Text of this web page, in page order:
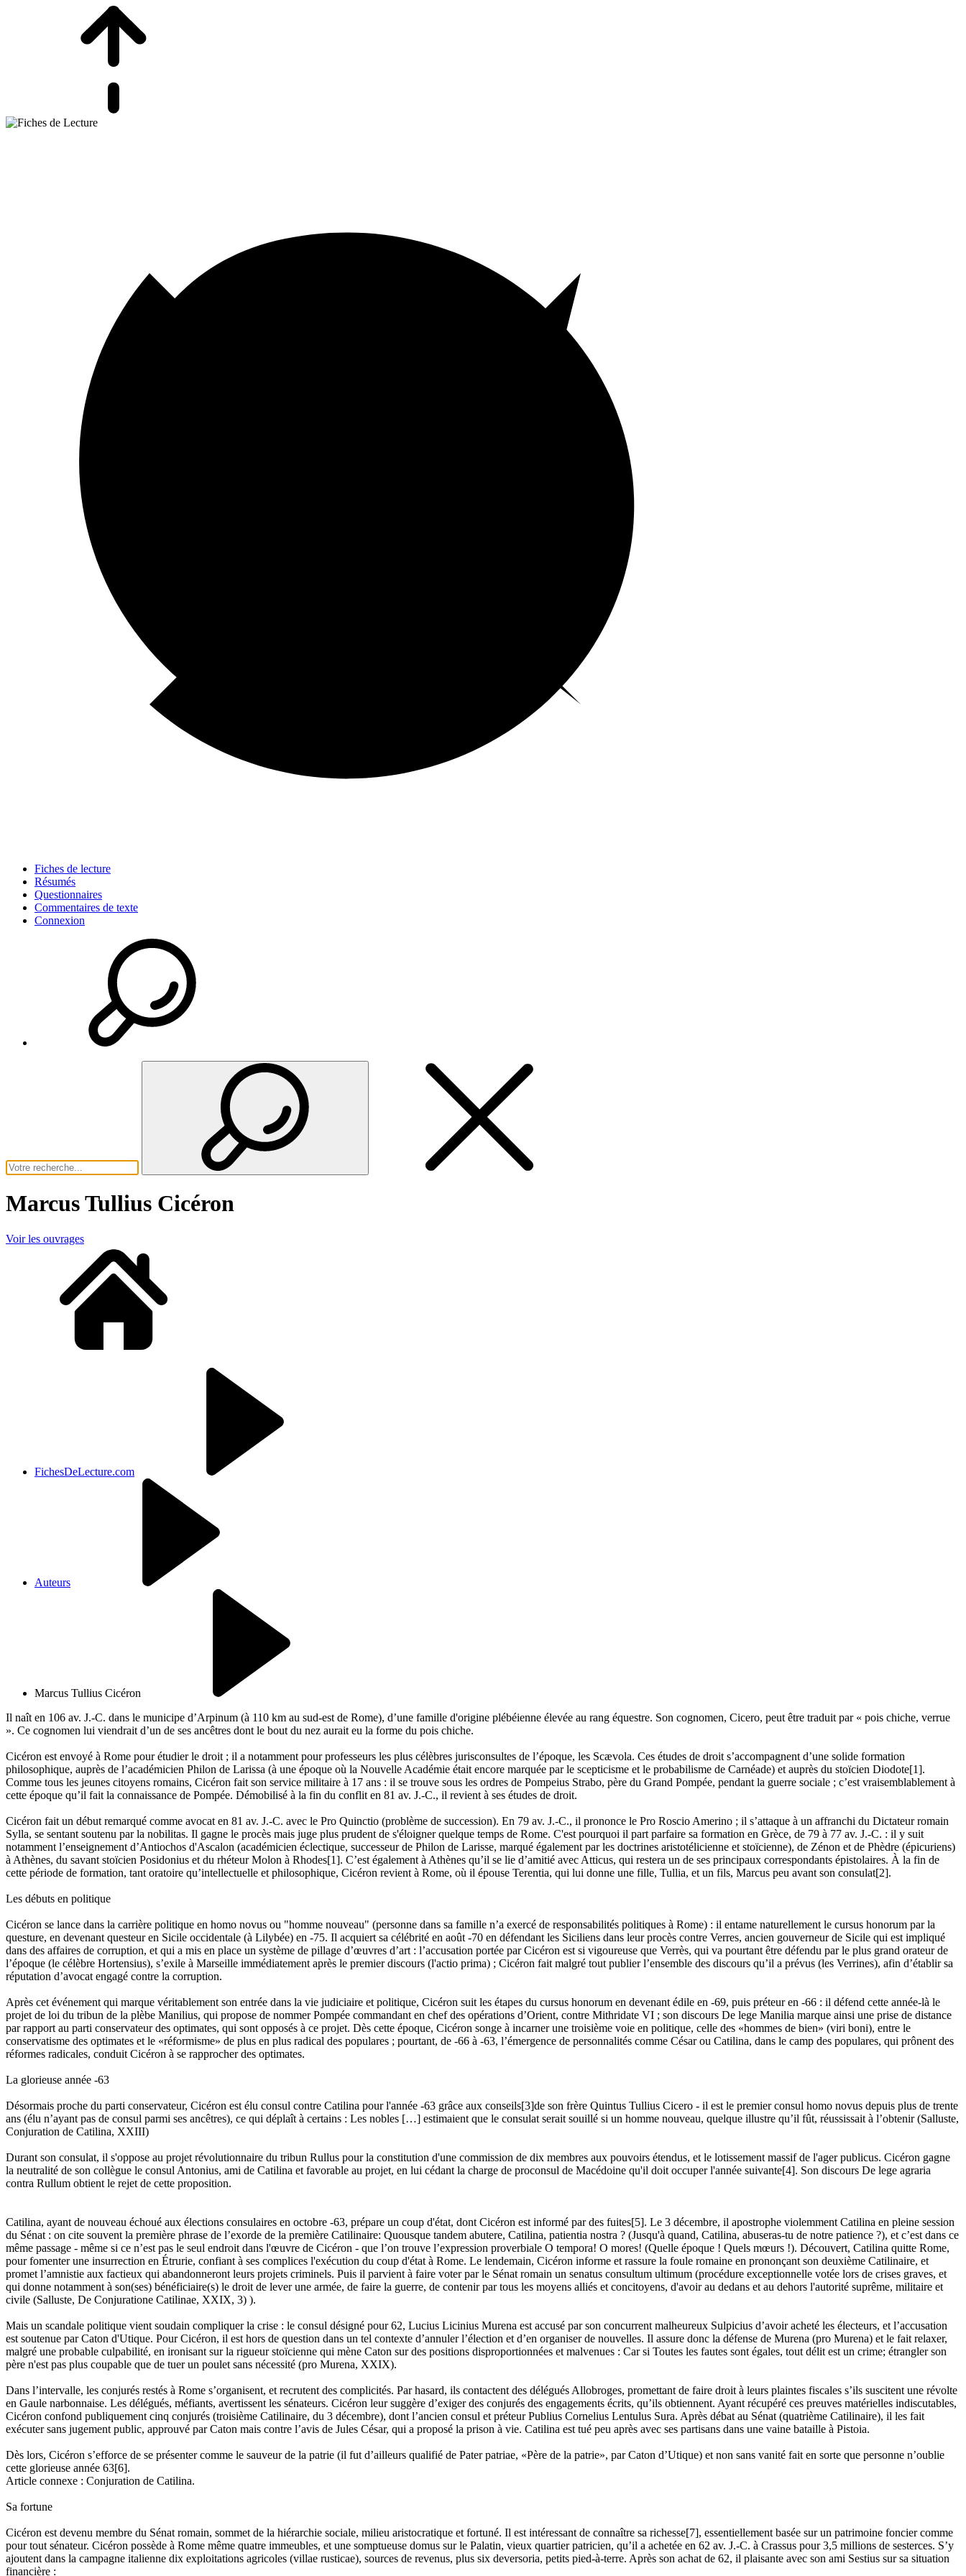
Fiches de lecture
Résumés
Questionnaires
Commentaires de texte
Connexion
Marcus Tullius Cicéron
Voir les ouvrages
FichesDeLecture.com
Auteurs
Marcus Tullius Cicéron
Il naît en 106 av. J.-C. dans le municipe d’Arpinum (à 110 km au sud-est de Rome), d’une famille d'origine plébéienne élevée au rang équestre. Son cognomen, Cicero, peut être traduit par « pois chiche, verrue
». Ce cognomen lui viendrait d’un de ses ancêtres dont le bout du nez aurait eu la forme du pois chiche.
Cicéron est envoyé à Rome pour étudier le droit ; il a notamment pour professeurs les plus célèbres jurisconsultes de l’époque, les Scævola. Ces études de droit s’accompagnent d’une solide formation
philosophique, auprès de l’académicien Philon de Larissa (à une époque où la Nouvelle Académie était encore marquée par le scepticisme et le probabilisme de Carnéade) et auprès du stoïcien Diodote[1].
Comme tous les jeunes citoyens romains, Cicéron fait son service militaire à 17 ans : il se trouve sous les ordres de Pompeius Strabo, père du Grand Pompée, pendant la guerre sociale ; c’est vraisemblablement à
cette époque qu’il fait la connaissance de Pompée. Démobilisé à la fin du conflit en 81 av. J.-C., il revient à ses études de droit.
Cicéron fait un début remarqué comme avocat en 81 av. J.-C. avec le Pro Quinctio (problème de succession). En 79 av. J.-C., il prononce le Pro Roscio Amerino ; il s’attaque à un affranchi du Dictateur romain
Sylla, se sentant soutenu par la nobilitas. Il gagne le procès mais juge plus prudent de s'éloigner quelque temps de Rome. C'est pourquoi il part parfaire sa formation en Grèce, de 79 à 77 av. J.-C. : il y suit
notamment l’enseignement d’Antiochos d'Ascalon (académicien éclectique, successeur de Philon de Larisse, marqué également par les doctrines aristotélicienne et stoïcienne), de Zénon et de Phèdre (épicuriens)
à Athènes, du savant stoïcien Posidonius et du rhéteur Molon à Rhodes[1]. C’est également à Athènes qu’il se lie d’amitié avec Atticus, qui restera un de ses principaux correspondants épistolaires. À la fin de
cette période de formation, tant oratoire qu’intellectuelle et philosophique, Cicéron revient à Rome, où il épouse Terentia, qui lui donne une fille, Tullia, et un fils, Marcus peu avant son consulat[2].
Les débuts en politique
Cicéron se lance dans la carrière politique en homo novus ou "homme nouveau" (personne dans sa famille n’a exercé de responsabilités politiques à Rome) : il entame naturellement le cursus honorum par la
questure, en devenant questeur en Sicile occidentale (à Lilybée) en -75. Il acquiert sa célébrité en août -70 en défendant les Siciliens dans leur procès contre Verres, ancien gouverneur de Sicile qui est impliqué
dans des affaires de corruption, et qui a mis en place un système de pillage d’œuvres d’art : l’accusation portée par Cicéron est si vigoureuse que Verrès, qui va pourtant être défendu par le plus grand orateur de
l’époque (le célèbre Hortensius), s’exile à Marseille immédiatement après le premier discours (l'actio prima) ; Cicéron fait malgré tout publier l’ensemble des discours qu’il a prévus (les Verrines), afin d’établir sa
réputation d’avocat engagé contre la corruption.
Après cet événement qui marque véritablement son entrée dans la vie judiciaire et politique, Cicéron suit les étapes du cursus honorum en devenant édile en -69, puis préteur en -66 : il défend cette année-là le
projet de loi du tribun de la plèbe Manilius, qui propose de nommer Pompée commandant en chef des opérations d’Orient, contre Mithridate VI ; son discours De lege Manilia marque ainsi une prise de distance
par rapport au parti conservateur des optimates, qui sont opposés à ce projet. Dès cette époque, Cicéron songe à incarner une troisième voie en politique, celle des «hommes de bien» (viri boni), entre le
conservatisme des optimates et le «réformisme» de plus en plus radical des populares ; pourtant, de -66 à -63, l’émergence de personnalités comme César ou Catilina, dans le camp des populares, qui prônent des
réformes radicales, conduit Cicéron à se rapprocher des optimates.
La glorieuse année -63
Désormais proche du parti conservateur, Cicéron est élu consul contre Catilina pour l'année -63 grâce aux conseils[3]de son frère Quintus Tullius Cicero - il est le premier consul homo novus depuis plus de trente
ans (élu n’ayant pas de consul parmi ses ancêtres), ce qui déplaît à certains : Les nobles […] estimaient que le consulat serait souillé si un homme nouveau, quelque illustre qu’il fût, réussissait à l’obtenir (Salluste,
Conjuration de Catilina, XXIII)
Durant son consulat, il s'oppose au projet révolutionnaire du tribun Rullus pour la constitution d'une commission de dix membres aux pouvoirs étendus, et le lotissement massif de l'ager publicus. Cicéron gagne
la neutralité de son collègue le consul Antonius, ami de Catilina et favorable au projet, en lui cédant la charge de proconsul de Macédoine qu'il doit occuper l'année suivante[4]. Son discours De lege agraria
contra Rullum obtient le rejet de cette proposition.
Catilina, ayant de nouveau échoué aux élections consulaires en octobre -63, prépare un coup d'état, dont Cicéron est informé par des fuites[5]. Le 3 décembre, il apostrophe violemment Catilina en pleine session
du Sénat : on cite souvent la première phrase de l’exorde de la première Catilinaire: Quousque tandem abutere, Catilina, patientia nostra ? (Jusqu'à quand, Catilina, abuseras-tu de notre patience ?), et c’est dans ce
même passage - même si ce n’est pas le seul endroit dans l'œuvre de Cicéron - que l’on trouve l’expression proverbiale O tempora! O mores! (Quelle époque ! Quels mœurs !). Découvert, Catilina quitte Rome,
pour fomenter une insurrection en Étrurie, confiant à ses complices l'exécution du coup d'état à Rome. Le lendemain, Cicéron informe et rassure la foule romaine en prononçant son deuxième Catilinaire, et
promet l’amnistie aux factieux qui abandonneront leurs projets criminels. Puis il parvient à faire voter par le Sénat romain un senatus consultum ultimum (procédure exceptionnelle votée lors de crises graves, et
qui donne notamment à son(ses) bénéficiaire(s) le droit de lever une armée, de faire la guerre, de contenir par tous les moyens alliés et concitoyens, d'avoir au dedans et au dehors l'autorité suprême, militaire et
civile (Salluste, De Conjuratione Catilinae, XXIX, 3) ).
Mais un scandale politique vient soudain compliquer la crise : le consul désigné pour 62, Lucius Licinius Murena est accusé par son concurrent malheureux Sulpicius d’avoir acheté les électeurs, et l’accusation
est soutenue par Caton d'Utique. Pour Cicéron, il est hors de question dans un tel contexte d’annuler l’élection et d’en organiser de nouvelles. Il assure donc la défense de Murena (pro Murena) et le fait relaxer,
malgré une probable culpabilité, en ironisant sur la rigueur stoïcienne qui mène Caton sur des positions disproportionnées et malvenues : Car si Toutes les fautes sont égales, tout délit est un crime; étrangler son
père n'est pas plus coupable que de tuer un poulet sans nécessité (pro Murena, XXIX).
Dans l’intervalle, les conjurés restés à Rome s’organisent, et recrutent des complicités. Par hasard, ils contactent des délégués Allobroges, promettant de faire droit à leurs plaintes fiscales s’ils suscitent une révolte
en Gaule narbonnaise. Les délégués, méfiants, avertissent les sénateurs. Cicéron leur suggère d’exiger des conjurés des engagements écrits, qu’ils obtiennent. Ayant récupéré ces preuves matérielles indiscutables,
Cicéron confond publiquement cinq conjurés (troisième Catilinaire, du 3 décembre), dont l’ancien consul et préteur Publius Cornelius Lentulus Sura. Après débat au Sénat (quatrième Catilinaire), il les fait
exécuter sans jugement public, approuvé par Caton mais contre l’avis de Jules César, qui a proposé la prison à vie. Catilina est tué peu après avec ses partisans dans une vaine bataille à Pistoia.
Dès lors, Cicéron s’efforce de se présenter comme le sauveur de la patrie (il fut d’ailleurs qualifié de Pater patriae, «Père de la patrie», par Caton d’Utique) et non sans vanité fait en sorte que personne n’oublie
cette glorieuse année 63[6].
Article connexe : Conjuration de Catilina.
Sa fortune
Cicéron est devenu membre du Sénat romain, sommet de la hiérarchie sociale, milieu aristocratique et fortuné. Il est intéressant de connaître sa richesse[7], essentiellement basée sur un patrimoine foncier comme
pour tout sénateur. Cicéron possède à Rome même quatre immeubles, et une somptueuse domus sur le Palatin, vieux quartier patricien, qu’il a achetée en 62 av. J.-C. à Crassus pour 3,5 millions de sesterces. S’y
ajoutent dans la campagne italienne dix exploitations agricoles (villae rusticae), sources de revenus, plus six deversoria, petits pied-à-terre. Après son achat de 62, il plaisante avec son ami Sestius sur sa situation
financière :